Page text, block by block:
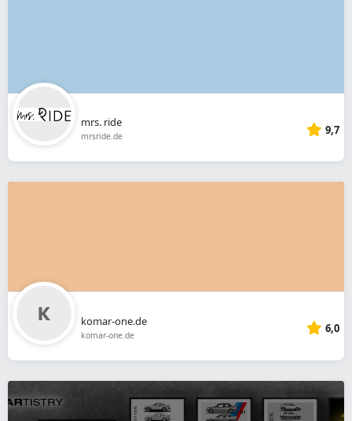
mrs. ride
mrsride.de 9,7
komar-one.de
komar-one.de 6,0